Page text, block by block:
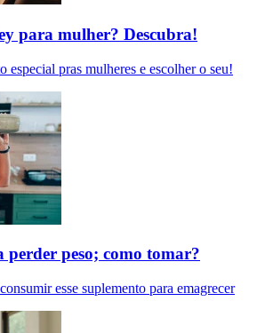
para mulher? Descubra!
especial pras mulheres e escolher o seu!
peso; como tomar?
esse suplemento para emagrecer